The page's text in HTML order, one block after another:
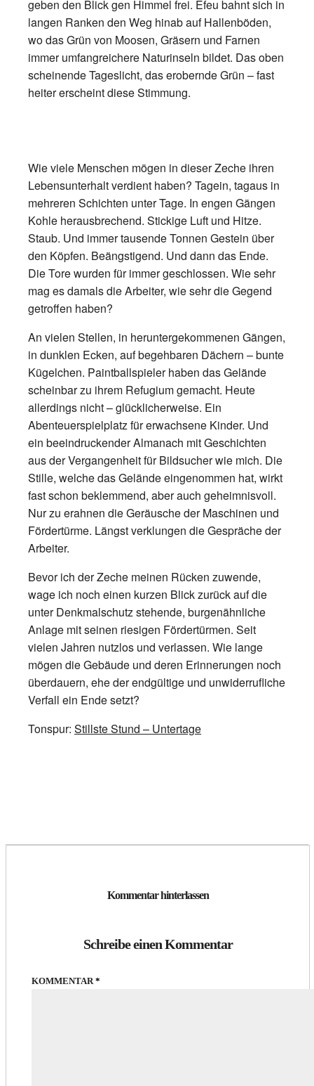
geben den Blick gen Himmel frei. Efeu bahnt sich in
langen Ranken den Weg hinab auf Hallenböden,
wo das Grün von Moosen, Gräsern und Farnen
immer umfangreichere Naturinseln bildet. Das oben
scheinende Tageslicht, das erobernde Grün – fast
heiter erscheint diese Stimmung.
Wie viele Menschen mögen in dieser Zeche ihren
Lebensunterhalt verdient haben? Tagein, tagaus in
mehreren Schichten unter Tage. In engen Gängen
Kohle herausbrechend. Stickige Luft und Hitze.
Staub. Und immer tausende Tonnen Gestein über
den Köpfen. Beängstigend. Und dann das Ende.
Die Tore wurden für immer geschlossen. Wie sehr
mag es damals die Arbeiter, wie sehr die Gegend
getroffen haben?
An vielen Stellen, in heruntergekommenen Gängen,
in dunklen Ecken, auf begehbaren Dächern – bunte
Kügelchen. Paintballspieler haben das Gelände
scheinbar zu ihrem Refugium gemacht. Heute
allerdings nicht – glücklicherweise. Ein
Abenteuerspielplatz für erwachsene Kinder. Und
ein beeindruckender Almanach mit Geschichten
aus der Vergangenheit für Bildsucher wie mich. Die
Stille, welche das Gelände eingenommen hat, wirkt
fast schon beklemmend, aber auch geheimnisvoll.
Nur zu erahnen die Geräusche der Maschinen und
Fördertürme. Längst verklungen die Gespräche der
Arbeiter.
Bevor ich der Zeche meinen Rücken zuwende,
wage ich noch einen kurzen Blick zurück auf die
unter Denkmalschutz stehende, burgenähnliche
Anlage mit seinen riesigen Fördertürmen. Seit
vielen Jahren nutzlos und verlassen. Wie lange
mögen die Gebäude und deren Erinnerungen noch
überdauern, ehe der endgültige und unwiderrufliche
Verfall ein Ende setzt?
Tonspur: Stillste Stund – Untertage
Kommentar hinterlassen
Schreibe einen Kommentar
KOMMENTAR*